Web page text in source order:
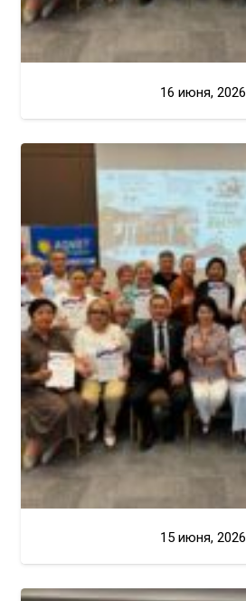
16 июня, 2026
15 июня, 2026